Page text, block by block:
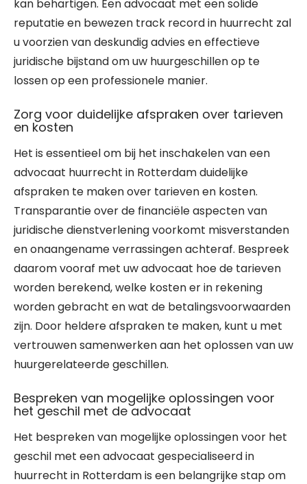
kan behartigen. Een advocaat met een solide
reputatie en bewezen track record in huurrecht zal
u voorzien van deskundig advies en effectieve
juridische bijstand om uw huurgeschillen op te
lossen op een professionele manier.
Zorg voor duidelijke afspraken over tarieven
en kosten
Het is essentieel om bij het inschakelen van een
advocaat huurrecht in Rotterdam duidelijke
afspraken te maken over tarieven en kosten.
Transparantie over de financiële aspecten van
juridische dienstverlening voorkomt misverstanden
en onaangename verrassingen achteraf. Bespreek
daarom vooraf met uw advocaat hoe de tarieven
worden berekend, welke kosten er in rekening
worden gebracht en wat de betalingsvoorwaarden
zijn. Door heldere afspraken te maken, kunt u met
vertrouwen samenwerken aan het oplossen van uw
huurgerelateerde geschillen.
Bespreken van mogelijke oplossingen voor
het geschil met de advocaat
Het bespreken van mogelijke oplossingen voor het
geschil met een advocaat gespecialiseerd in
huurrecht in Rotterdam is een belangrijke stap om